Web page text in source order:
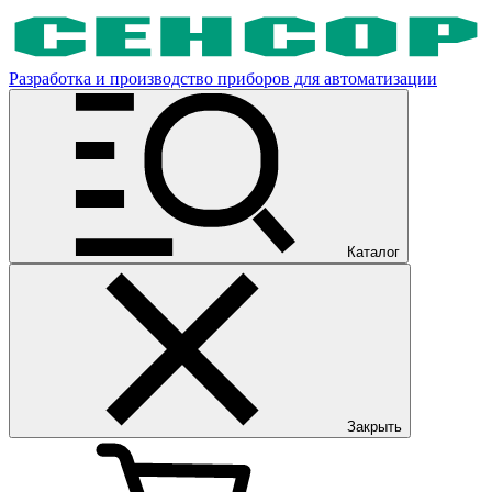
Разработка и производство приборов для автоматизации
Каталог
Закрыть